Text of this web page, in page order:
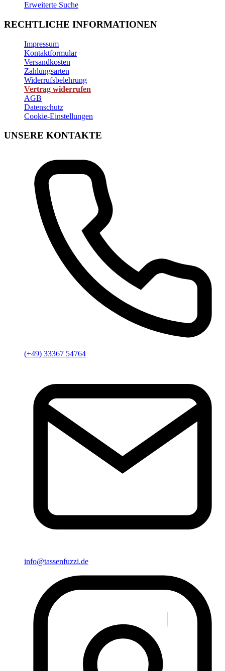
Erweiterte Suche
RECHTLICHE INFORMATIONEN
Impressum
Kontaktformular
Versandkosten
Zahlungsarten
Widerrufsbelehrung
Vertrag widerrufen
AGB
Datenschutz
Cookie-Einstellungen
UNSERE KONTAKTE
(+49) 33367 54764
info@tassenfuzzi.de